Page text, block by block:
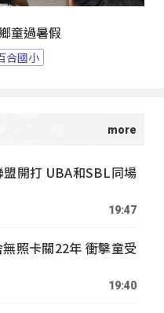
童過暑假
合國小
開打 UBA和SBL同場
19:47
照卡關22年 衝擊童受
19:40